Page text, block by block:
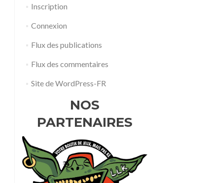
Inscription
Connexion
Flux des publications
Flux des commentaires
Site de WordPress-FR
NOS
PARTENAIRES